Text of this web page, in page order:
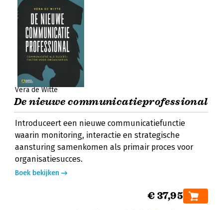
Vera de Witte
De nieuwe communicatieprofessional
Introduceert een nieuwe communicatiefunctie
waarin monitoring, interactie en strategische
aansturing samenkomen als primair proces voor
organisatiesucces.
Boek bekijken
€ 37,95